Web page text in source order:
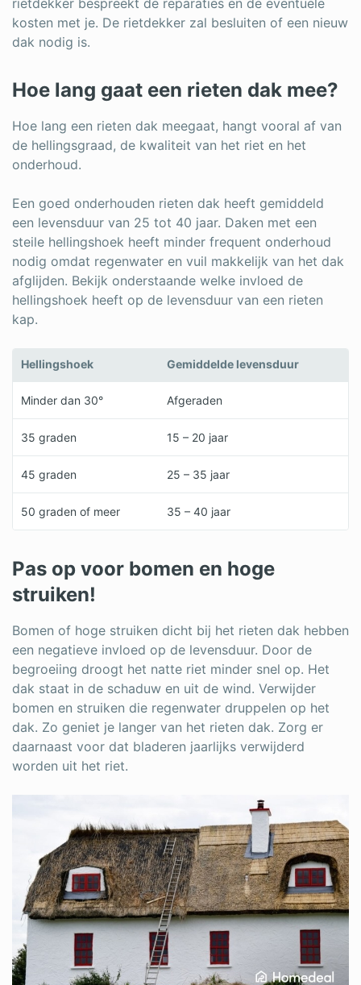
rietdekker bespreekt de reparaties en de eventuele
kosten met je. De rietdekker zal besluiten of een nieuw
dak nodig is.
Hoe lang gaat een rieten dak mee?
Hoe lang een rieten dak meegaat, hangt vooral af van
de hellingsgraad, de kwaliteit van het riet en het
onderhoud.
Een goed onderhouden rieten dak heeft gemiddeld
een levensduur van 25 tot 40 jaar. Daken met een
steile hellingshoek heeft minder frequent onderhoud
nodig omdat regenwater en vuil makkelijk van het dak
afglijden. Bekijk onderstaande welke invloed de
hellingshoek heeft op de levensduur van een rieten
kap.
Hellingshoek Gemiddelde levensduur
Minder dan 30° Afgeraden
35 graden 15 – 20 jaar
45 graden 25 – 35 jaar
50 graden of meer 35 – 40 jaar
Pas op voor bomen en hoge
struiken!
Bomen of hoge struiken dicht bij het rieten dak hebben
een negatieve invloed op de levensduur. Door de
begroeiing droogt het natte riet minder snel op. Het
dak staat in de schaduw en uit de wind. Verwijder
bomen en struiken die regenwater druppelen op het
dak. Zo geniet je langer van het rieten dak. Zorg er
daarnaast voor dat bladeren jaarlijks verwijderd
worden uit het riet.